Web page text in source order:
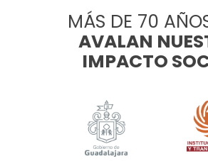
MÁS DE 70
AVALAN
IMPACTO